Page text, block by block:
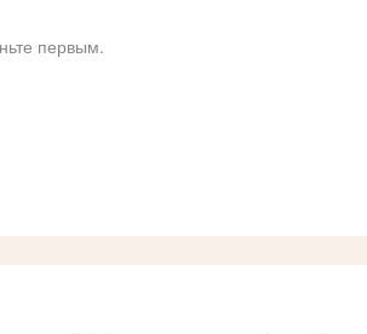
первым.